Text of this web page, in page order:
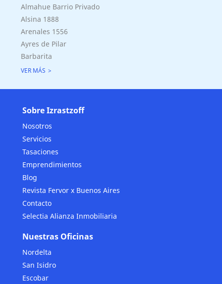
Almahue Barrio Privado
Alsina 1888
Arenales 1556
Ayres de Pilar
Barbarita
VER MÁS
Sobre Izrastzoff
Nosotros
Servicios
Tasaciones
Emprendimientos
Blog
Revista Fervor x Buenos Aires
Contacto
Selectia Alianza Inmobiliaria
Nuestras Oficinas
Nordelta
San Isidro
Escobar